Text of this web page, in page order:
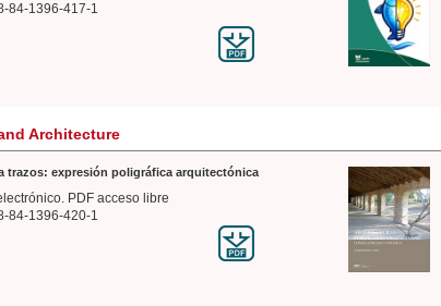
84-1396-417-1
Architecture
trazos: expresión poligráfica arquitectónica
PDF acceso libre
84-1396-420-1